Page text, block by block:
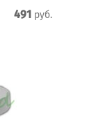
491 руб.